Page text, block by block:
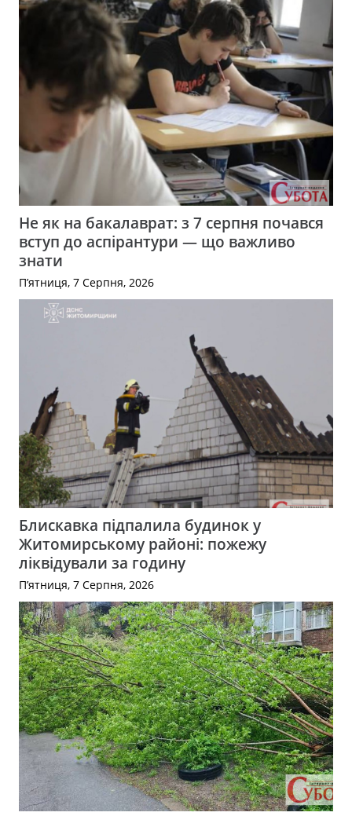
Не як на бакалаврат: з 7 серпня почався
вступ до аспірантури — що важливо
знати
П’ятниця, 7 Серпня, 2026
Блискавка підпалила будинок у
Житомирському районі: пожежу
ліквідували за годину
П’ятниця, 7 Серпня, 2026